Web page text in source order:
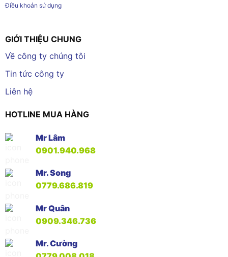
Điều khoản sử dụng
GIỚI THIỆU CHUNG
Về công ty chúng tôi
Tin tức công ty
Liên hệ
HOTLINE MUA HÀNG
Mr Lâm
0901.940.968
Mr. Song
0779.686.819
Mr Quân
0909.346.736
Mr. Cường